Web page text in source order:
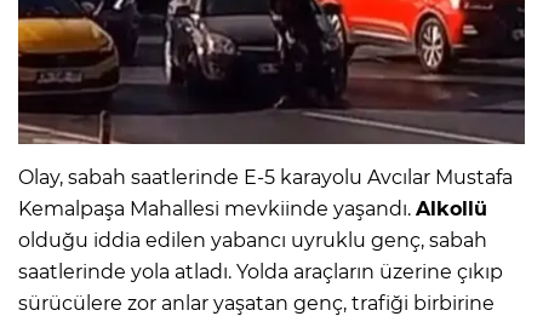
Olay, sabah saatlerinde E-5 karayolu Avcılar Mustafa
Kemalpaşa Mahallesi mevkiinde yaşandı. Alkollü
olduğu iddia edilen yabancı uyruklu genç, sabah
saatlerinde yola atladı. Yolda araçların üzerine çıkıp
sürücülere zor anlar yaşatan genç, trafiği birbirine